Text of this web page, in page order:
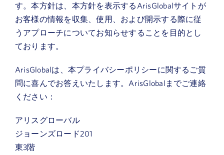
す。本方針は、本方針を表示するArisGlobalサイトが
お客様の情報を収集、使用、および開示する際に従
うアプローチについてお知らせすることを目的とし
ております。
ArisGlobalは、本プライバシーポリシーに関するご質
問に喜んでお答えいたします。ArisGlobalまでご連絡
ください：
アリスグローバル
ジョーンズロード201
東3階